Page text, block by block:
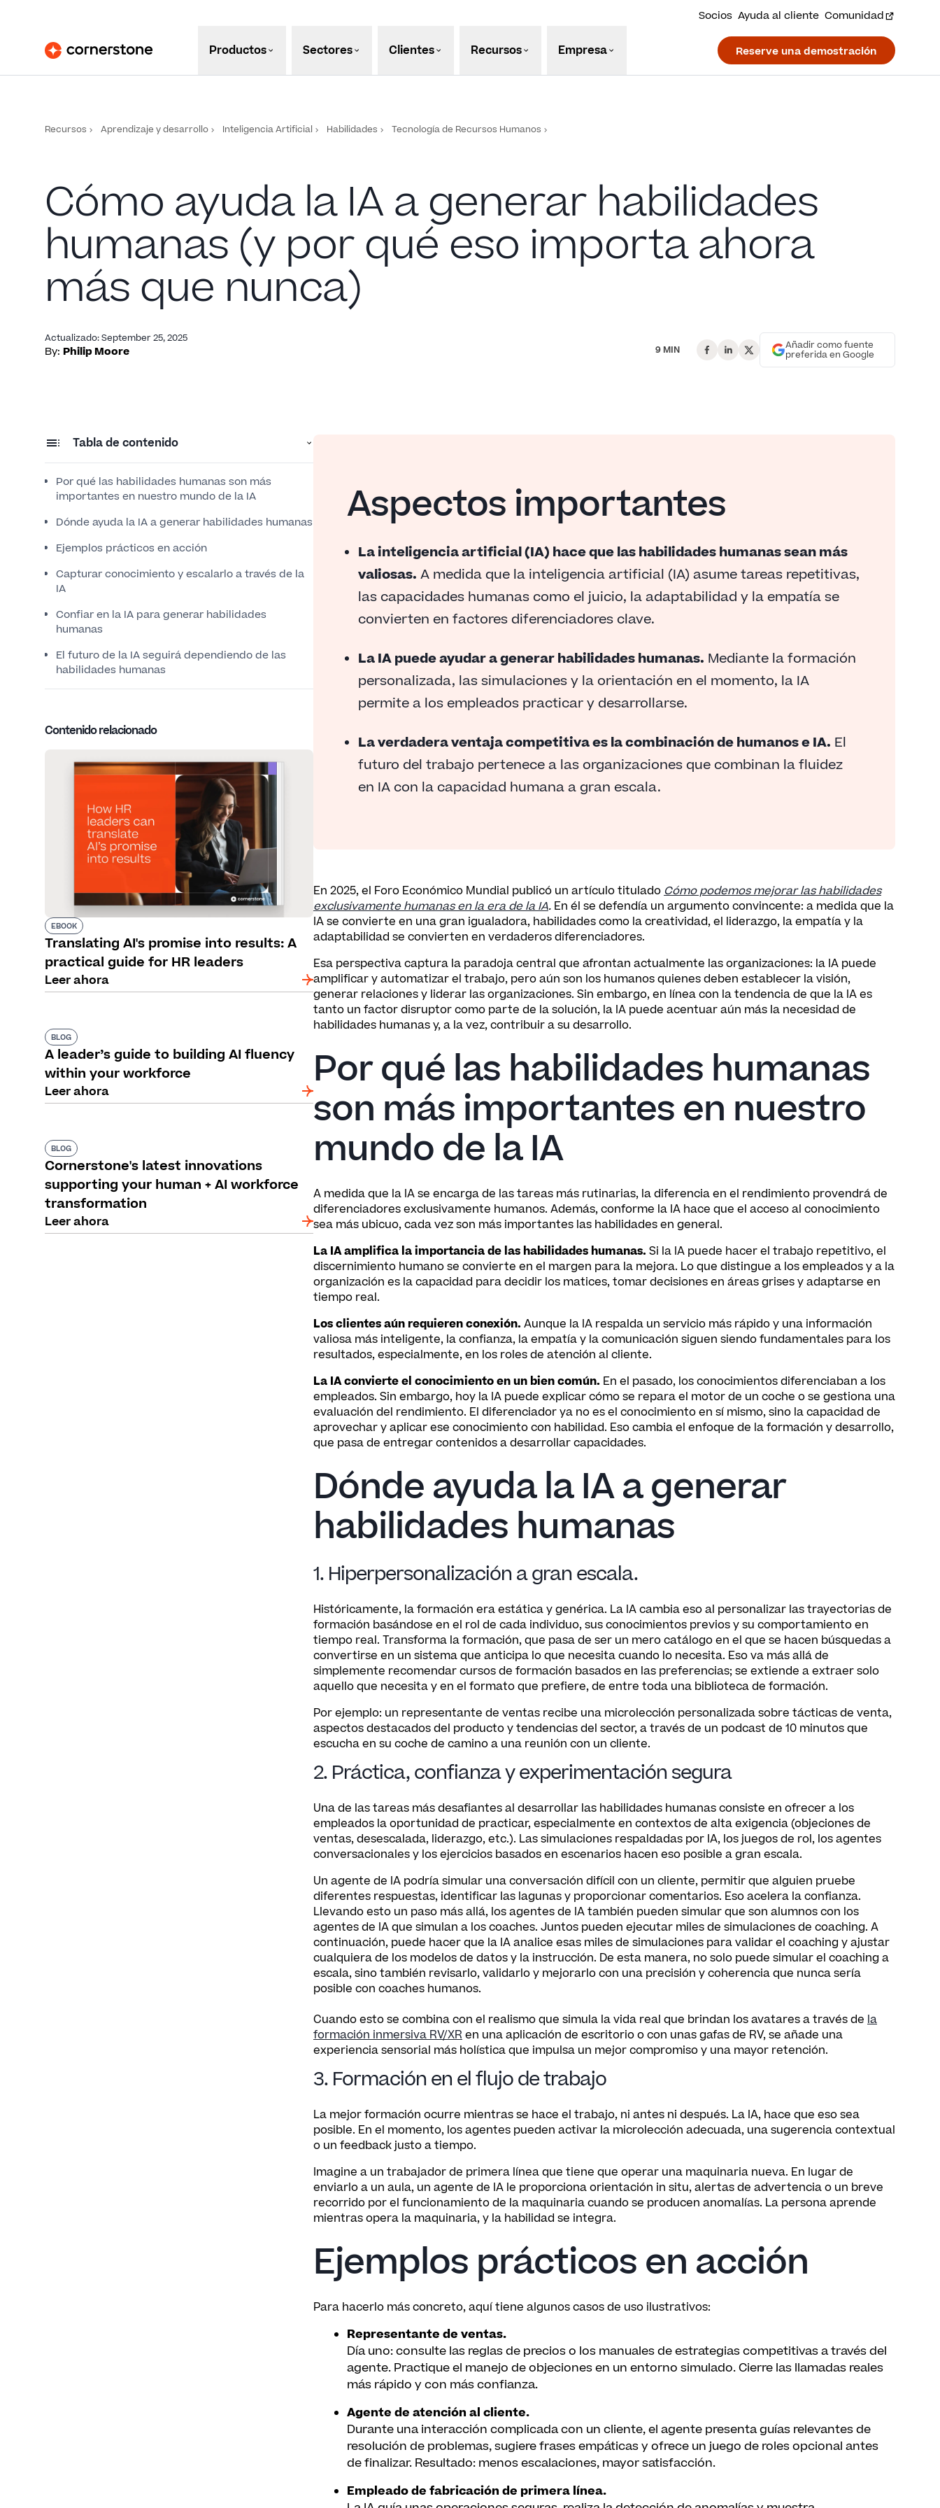
Socios Ayuda al cliente Comunidad
Productos Sectores Clientes Recursos Empresa Reserve una demostración
Recursos Aprendizaje y desarrollo Inteligencia Artificial Habilidades Tecnología de Recursos Humanos
Cómo ayuda la IA a generar habilidades
humanas (y por qué eso importa ahora
más que nunca)
Actualizado:September 25, 2025
By: Philip Moore 9 MIN Añadir como fuente
preferida en Google
Tabla de contenido
Por qué las habilidades humanas son más
importantes en nuestro mundo de la IA
Dónde ayuda la IA a generar habilidades humanas
Ejemplos prácticos en acción
Capturar conocimiento y escalarlo a través de la
IA
Confiar en la IA para generar habilidades
humanas
El futuro de la IA seguirá dependiendo de las
habilidades humanas
Contenido relacionado
EBOOK
Translating AI's promise into results: A
practical guide for HR leaders
Leer ahora
BLOG
A leader’s guide to building AI fluency
within your workforce
Leer ahora
BLOG
Cornerstone's latest innovations
supporting your human + AI workforce
transformation
Leer ahora
Aspectos importantes
La inteligencia artificial (IA) hace que las habilidades humanas sean más
valiosas. A medida que la inteligencia artificial (IA) asume tareas repetitivas,
las capacidades humanas como el juicio, la adaptabilidad y la empatía se
convierten en factores diferenciadores clave.
La IA puede ayudar a generar habilidades humanas. Mediante la formación
personalizada, las simulaciones y la orientación en el momento, la IA
permite a los empleados practicar y desarrollarse.
La verdadera ventaja competitiva es la combinación de humanos e IA. El
futuro del trabajo pertenece a las organizaciones que combinan la fluidez
en IA con la capacidad humana a gran escala.
En 2025, el Foro Económico Mundial publicó un artículo titulado Cómo podemos mejorar las habilidades
exclusivamente humanas en la era de la IA. En él se defendía un argumento convincente: a medida que la
IA se convierte en una gran igualadora, habilidades como la creatividad, el liderazgo, la empatía y la
adaptabilidad se convierten en verdaderos diferenciadores.
Esa perspectiva captura la paradoja central que afrontan actualmente las organizaciones: la IA puede
amplificar y automatizar el trabajo, pero aún son los humanos quienes deben establecer la visión,
generar relaciones y liderar las organizaciones. Sin embargo, en línea con la tendencia de que la IA es
tanto un factor disruptor como parte de la solución, la IA puede acentuar aún más la necesidad de
habilidades humanas y, a la vez, contribuir a su desarrollo.
Por qué las habilidades humanas
son más importantes en nuestro
mundo de la IA
A medida que la IA se encarga de las tareas más rutinarias, la diferencia en el rendimiento provendrá de
diferenciadores exclusivamente humanos. Además, conforme la IA hace que el acceso al conocimiento
sea más ubicuo, cada vez son más importantes las habilidades en general.
La IA amplifica la importancia de las habilidades humanas. Si la IA puede hacer el trabajo repetitivo, el
discernimiento humano se convierte en el margen para la mejora. Lo que distingue a los empleados y a la
organización es la capacidad para decidir los matices, tomar decisiones en áreas grises y adaptarse en
tiempo real.
Los clientes aún requieren conexión. Aunque la IA respalda un servicio más rápido y una información
valiosa más inteligente, la confianza, la empatía y la comunicación siguen siendo fundamentales para los
resultados, especialmente, en los roles de atención al cliente.
La IA convierte el conocimiento en un bien común. En el pasado, los conocimientos diferenciaban a los
empleados. Sin embargo, hoy la IA puede explicar cómo se repara el motor de un coche o se gestiona una
evaluación del rendimiento. El diferenciador ya no es el conocimiento en sí mismo, sino la capacidad de
aprovechar y aplicar ese conocimiento con habilidad. Eso cambia el enfoque de la formación y desarrollo,
que pasa de entregar contenidos a desarrollar capacidades.
Dónde ayuda la IA a generar
habilidades humanas
1. Hiperpersonalización a gran escala.
Históricamente, la formación era estática y genérica. La IA cambia eso al personalizar las trayectorias de
formación basándose en el rol de cada individuo, sus conocimientos previos y su comportamiento en
tiempo real. Transforma la formación, que pasa de ser un mero catálogo en el que se hacen búsquedas a
convertirse en un sistema que anticipa lo que necesita cuando lo necesita. Eso va más allá de
simplemente recomendar cursos de formación basados en las preferencias; se extiende a extraer solo
aquello que necesita y en el formato que prefiere, de entre toda una biblioteca de formación.
Por ejemplo: un representante de ventas recibe una microlección personalizada sobre tácticas de venta,
aspectos destacados del producto y tendencias del sector, a través de un podcast de 10 minutos que
escucha en su coche de camino a una reunión con un cliente.
2. Práctica, confianza y experimentación segura
Una de las tareas más desafiantes al desarrollar las habilidades humanas consiste en ofrecer a los
empleados la oportunidad de practicar, especialmente en contextos de alta exigencia (objeciones de
ventas, desescalada, liderazgo, etc.). Las simulaciones respaldadas por IA, los juegos de rol, los agentes
conversacionales y los ejercicios basados en escenarios hacen eso posible a gran escala.
Un agente de IA podría simular una conversación difícil con un cliente, permitir que alguien pruebe
diferentes respuestas, identificar las lagunas y proporcionar comentarios. Eso acelera la confianza.
Llevando esto un paso más allá, los agentes de IA también pueden simular que son alumnos con los
agentes de IA que simulan a los coaches. Juntos pueden ejecutar miles de simulaciones de coaching. A
continuación, puede hacer que la IA analice esas miles de simulaciones para validar el coaching y ajustar
cualquiera de los modelos de datos y la instrucción. De esta manera, no solo puede simular el coaching a
escala, sino también revisarlo, validarlo y mejorarlo con una precisión y coherencia que nunca sería
posible con coaches humanos.
Cuando esto se combina con el realismo que simula la vida real que brindan los avatares a través de la
formación inmersiva RV/XR en una aplicación de escritorio o con unas gafas de RV, se añade una
experiencia sensorial más holística que impulsa un mejor compromiso y una mayor retención.
3. Formación en el flujo de trabajo
La mejor formación ocurre mientras se hace el trabajo, ni antes ni después. La IA, hace que eso sea
posible. En el momento, los agentes pueden activar la microlección adecuada, una sugerencia contextual
o un feedback justo a tiempo.
Imagine a un trabajador de primera línea que tiene que operar una maquinaria nueva. En lugar de
enviarlo a un aula, un agente de IA le proporciona orientación in situ, alertas de advertencia o un breve
recorrido por el funcionamiento de la maquinaria cuando se producen anomalías. La persona aprende
mientras opera la maquinaria, y la habilidad se integra.
Ejemplos prácticos en acción
Para hacerlo más concreto, aquí tiene algunos casos de uso ilustrativos:
Representante de ventas.
Día uno: consulte las reglas de precios o los manuales de estrategias competitivas a través del
agente. Practique el manejo de objeciones en un entorno simulado. Cierre las llamadas reales
más rápido y con más confianza.
Agente de atención al cliente.
Durante una interacción complicada con un cliente, el agente presenta guías relevantes de
resolución de problemas, sugiere frases empáticas y ofrece un juego de roles opcional antes
de finalizar. Resultado: menos escalaciones, mayor satisfacción.
Empleado de fabricación de primera línea.